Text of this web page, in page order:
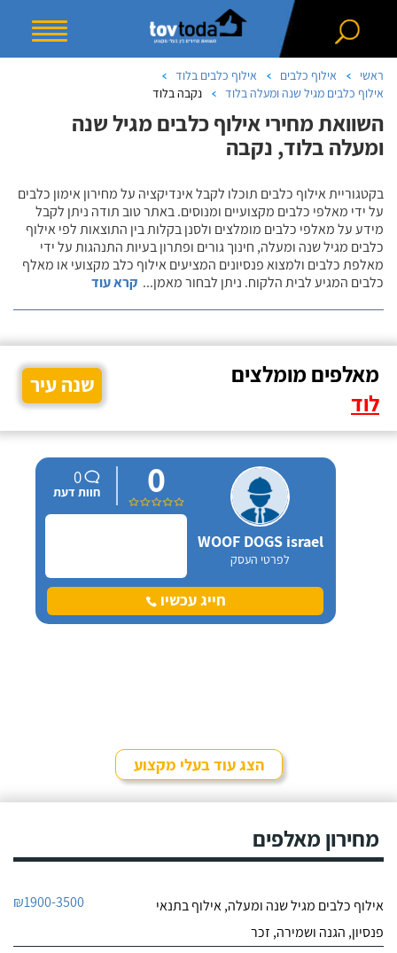
ראשי אילוף כלבים
אילוף כלבים בלוד
אילוף כלבים מגיל שנה ומעלה בלוד
נקבה בלוד
השוואת מחירי אילוף כלבים מגיל שנה
ומעלה בלוד, נקבה
בקטגוריית אילוף כלבים תוכלו לקבל אינדיקציה על מחירון אימון כלבים
על ידי מאלפי כלבים מקצועיים ומנוסים. באתר טוב תודה ניתן לקבל
מידע על מאלפי כלבים מומלצים ולסנן בקלות בין התוצאות לפי אילוף
כלבים מגיל שנה ומעלה, חינוך גורים ופתרון בעיות התנהגות על ידי
מאלפת כלבים ולמצוא פנסיונים המציעים אילוף כלב מקצועי או מאלף
כלבים המגיע לבית הלקוח. ניתן לבחור מאמן... קרא עוד
מאלפים מומלצים
לוד
שנה עיר
WOOF DOGS israel
לפרטי העסק
0
0
חוות דעת
חייג עכשיו
הצג עוד בעלי מקצוע
מחירון מאלפים
אילוף כלבים מגיל שנה ומעלה, אילוף בתנאי
פנסיון, הגנה ושמירה, זכר
₪1900-3500